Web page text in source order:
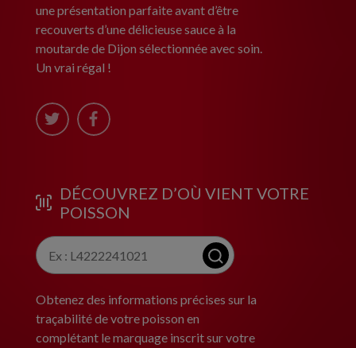
une présentation parfaite avant d’être
recouverts d’une délicieuse sauce à la
moutarde de Dijon sélectionnée avec soin.
Un vrai régal !
DÉCOUVREZ D’OÙ VIENT VOTRE
POISSON
Obtenez des informations précises sur la
traçabilité de votre poisson en
complétant le marquage inscrit sur votre